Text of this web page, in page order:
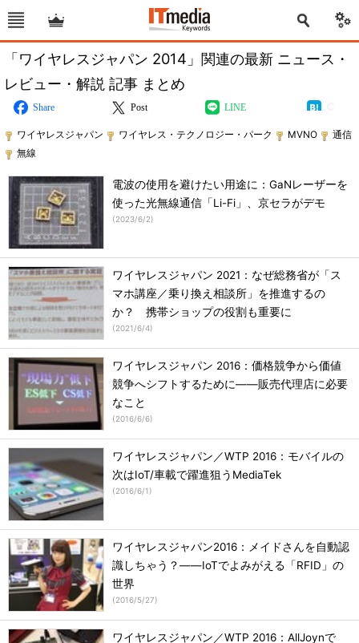
「ワイヤレスジャパン 2014」関連の最新 ニュース・
レビュー・解説 記事 まとめ
Share Post LINE
ワイヤレスジャパン ワイヤレス・テクノロジー・パーク MVNO
通信
無線
電波の使用を避けたい用途に：GaNレーザーを
使った光無線通信「Li-Fi」、京セラがデモ
(2023/6/2)
ワイヤレスジャパン 2021：なぜ総務省が「ス
マホ講座／乗り換え相談所」を推進するの
か？ 携帯ショップの役割も重要に
(2021/6/4)
ワイヤレスジャパン 2016：価格競争から価値
競争へシフトするために――販売代理店に必要
なこと
(2016/6/6)
ワイヤレスジャパン／WTP 2016：モバイルの
次はIoT/車載で躍進狙うMediaTek
(2016/6/1)
ワイヤレスジャパン2016：メイドさんを自動認
識しちゃう？――IoTでよみがえる「RFID」の
世界
(2016/5/27)
ワイヤレスジャパン／WTP 2016：AllJoynで